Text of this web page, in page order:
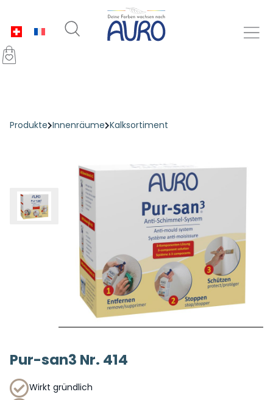
Produkte Innenräume Kalksortiment
Pur-san3 Nr. 414
Wirkt gründlich